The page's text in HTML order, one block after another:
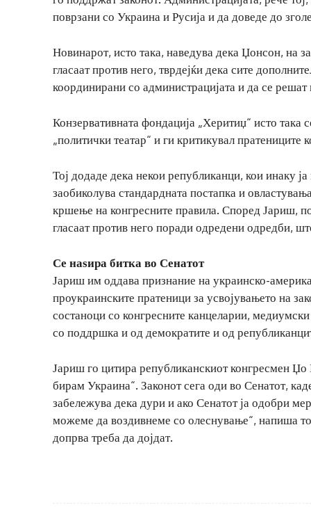
поврзани со Украина и Русија и да доведе до
Новинарот, исто така, наведува дека Џонсон, на
гласаат против него, тврдејќи дека сите
координирани со администрацијата и да се
Конзервативната фондација „Херитиџ“ исто
„политички театар“ и ги критикувал пратениците
Тој додаде дека некои републиканци, кои инаку
заобиколува стандардната постапка и
кршење на конгресните правила. Според Јариш,
гласаат против него поради одредени одредби,
Се наѕира битка во Сенатот
Јариш им оддава признание на украинско-
проукраинските пратеници за усвојувањето на
состаноци со конгресните канцеларии,
со поддршка и од демократите и од
Јариш го цитира републиканскиот конгресмен
бирам Украина“. Законот сега оди во Сенатот,
забележува дека дури и ако Сенатот ја одобри
можеме да воздивнеме со олеснување“, напиша
допрва треба да дојдат.